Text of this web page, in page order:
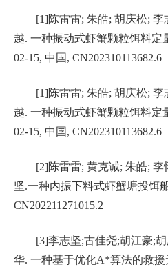
[1]陈雷雷; 朱皓; 胡庆松; 李
越. 一种振动式虾蟹颗粒饵料定
02-15, 中国 , CN202310113682.6
[1]陈雷雷; 朱皓; 胡庆松; 李
越. 一种振动式虾蟹颗粒饵料定
02-15, 中国 , CN202310113682.6
[2]陈雷雷; 黄克诚; 朱皓; 李
坚.一种内振下料式虾蟹塘投饵
CN202211271015.2
[3]李志坚;古佳尧;胡江豪;
华. 一种基于优化A*算法的救援